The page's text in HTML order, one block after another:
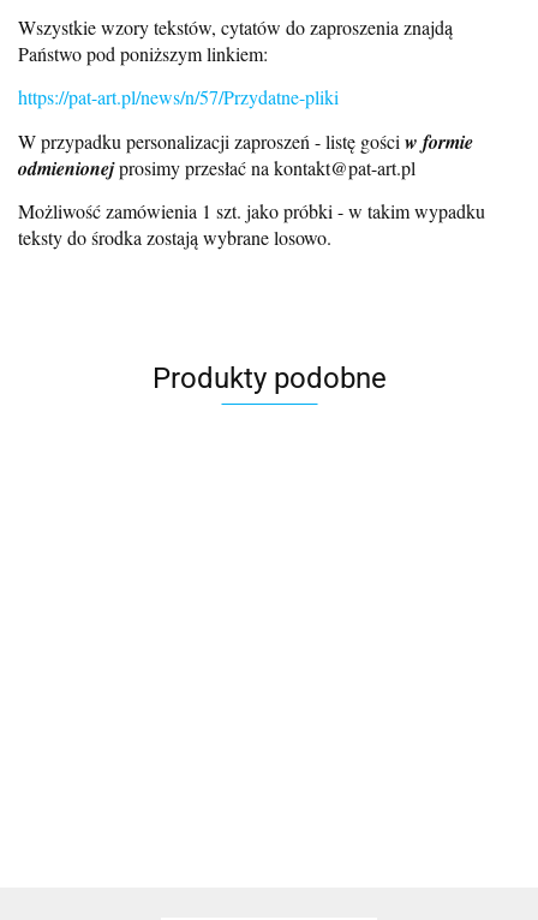
Wszystkie wzory tekstów, cytatów do zaproszenia znajdą
Państwo pod poniższym linkiem:
https://pat-art.pl/news/n/57/Przydatne-pliki
W przypadku personalizacji zaproszeń - listę gościw formie
odmienionejprosimy przesłać na kontakt@pat-art.pl
Możliwość zamówienia 1 szt. jako próbki - w takim wypadku
teksty do środka zostają wybrane losowo.
Produkty podobne